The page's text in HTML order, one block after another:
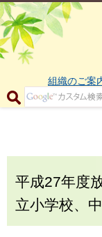
組織のご案
平成27年度
立小学校、